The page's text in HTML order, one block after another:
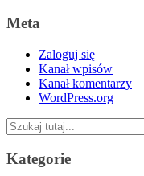
Meta
Zaloguj się
Kanał wpisów
Kanał komentarzy
WordPress.org
Szukaj:
Kategorie